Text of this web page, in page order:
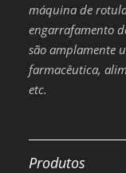
máquina de
engarrafamento
são amplamente
farmacêutica,
etc.
Produtos